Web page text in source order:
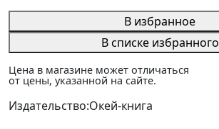
В избранное
В списке избранного
Цена в магазине может отличаться
от цены, указанной на сайте.
Издательство:Окей-книга